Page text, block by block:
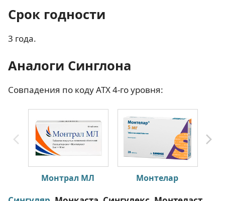
Срок годности
3 года.
Аналоги Синглона
Совпадения по коду АТХ 4-го уровня:
Монтрал МЛ Монтелар